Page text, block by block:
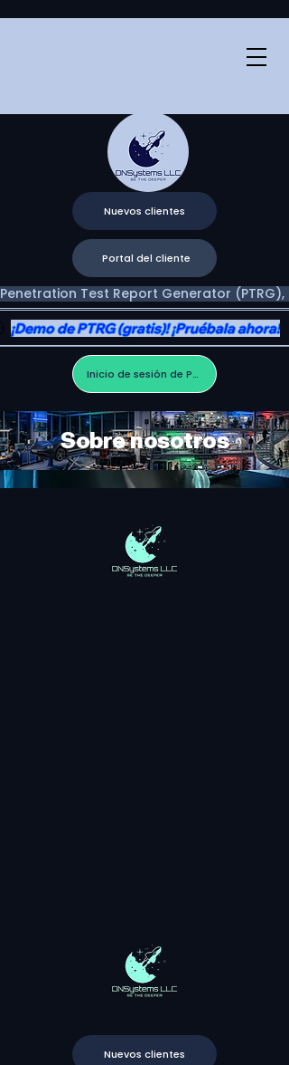
Nuevos clientes
Portal del cliente
¡Demo de PTRG (gratis)! ¡Pruébala ahora!
Penetration Test Report Generator
Inicio de sesión de PTRG
Sobre nosotros
Nuevos clientes